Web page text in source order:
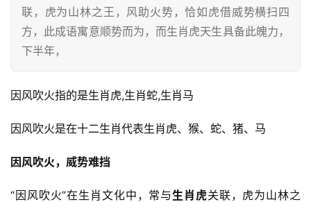
联，虎为山林之王，风助火势，恰如虎借威势横扫四
方，此成语寓意顺势而为，而生肖虎天生具备此魄力，
下半年，
因风吹火指的是生肖虎,生肖蛇,生肖马
因风吹火是在十二生肖代表生肖虎、猴、蛇、猪、马
因风吹火，威势难挡
“因风吹火”在生肖文化中，常与生肖虎关联，虎为山林之